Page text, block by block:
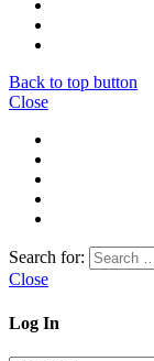
Back to top button
Close
Search for:
Close
Log In